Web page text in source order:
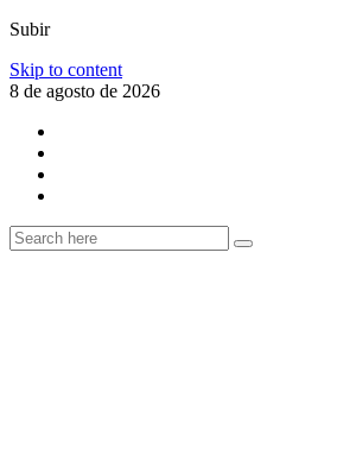
Subir
Skip to content
8 de agosto de 2026